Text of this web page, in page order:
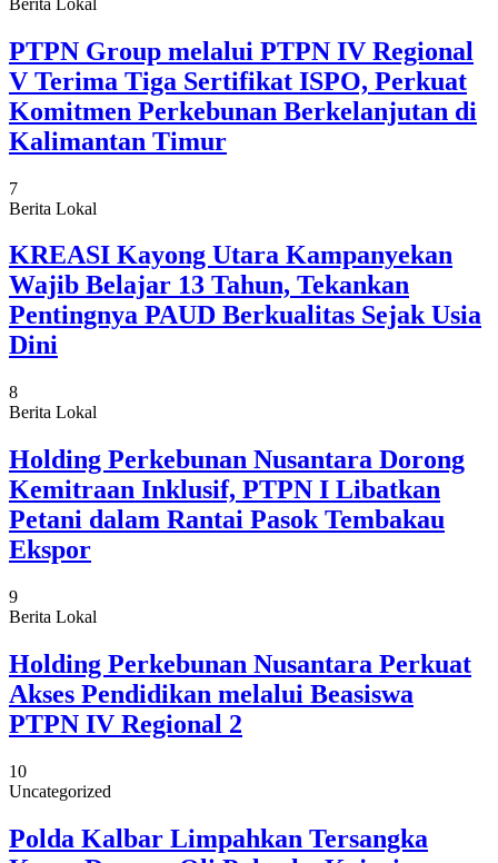
PTPN Group melalui PTPN IV Regional
V Terima Tiga Sertifikat ISPO, Perkuat
Komitmen Perkebunan Berkelanjutan di
Kalimantan Timur
7
Berita Lokal
KREASI Kayong Utara Kampanyekan
Wajib Belajar 13 Tahun, Tekankan
Pentingnya PAUD Berkualitas Sejak Usia
Dini
8
Berita Lokal
Holding Perkebunan Nusantara Dorong
Kemitraan Inklusif, PTPN I Libatkan
Petani dalam Rantai Pasok Tembakau
Ekspor
9
Berita Lokal
Holding Perkebunan Nusantara Perkuat
Akses Pendidikan melalui Beasiswa
PTPN IV Regional 2
10
Uncategorized
Polda Kalbar Limpahkan Tersangka